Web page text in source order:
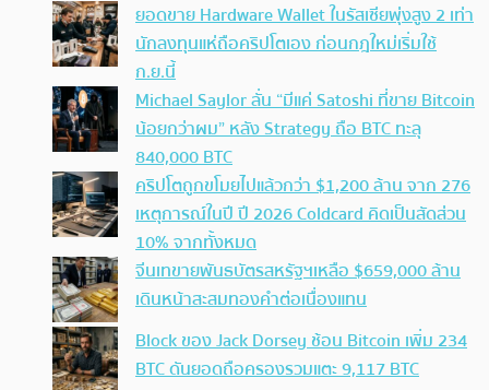
ยอดขาย Hardware Wallet ในรัสเซียพุ่งสูง 2 เท่า
นักลงทุนแห่ถือคริปโตเอง ก่อนกฎใหม่เริ่มใช้
ก.ย.นี้
Michael Saylor ลั่น “มีแค่ Satoshi ที่ขาย Bitcoin
น้อยกว่าผม” หลัง Strategy ถือ BTC ทะลุ
840,000 BTC
คริปโตถูกขโมยไปแล้วกว่า $1,200 ล้าน จาก 276
เหตุการณ์ในปี ปี 2026 Coldcard คิดเป็นสัดส่วน
10% จากทั้งหมด
จีนเทขายพันธบัตรสหรัฐฯเหลือ $659,000 ล้าน
เดินหน้าสะสมทองคำต่อเนื่องแทน
Block ของ Jack Dorsey ช้อน Bitcoin เพิ่ม 234
BTC ดันยอดถือครองรวมแตะ 9,117 BTC